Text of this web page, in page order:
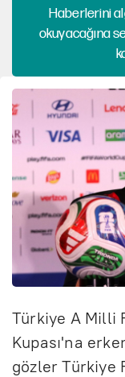
Haberlerini
okuyacağına
Türkiye A Milli
Kupası'na
gözler Türkiye